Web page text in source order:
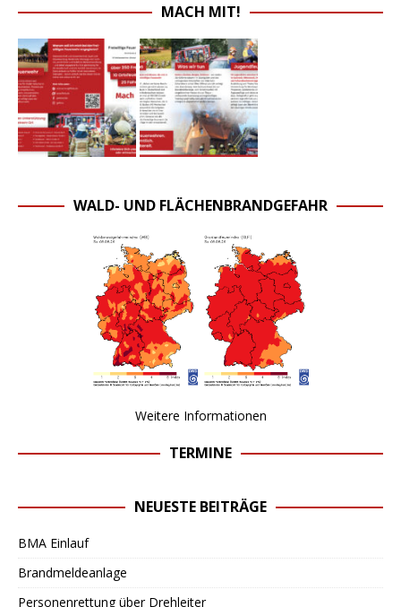
MACH MIT!
WALD- UND FLÄCHENBRANDGEFAHR
Weitere Informationen
TERMINE
NEUESTE BEITRÄGE
BMA Einlauf
Brandmeldeanlage
Personenrettung über Drehleiter